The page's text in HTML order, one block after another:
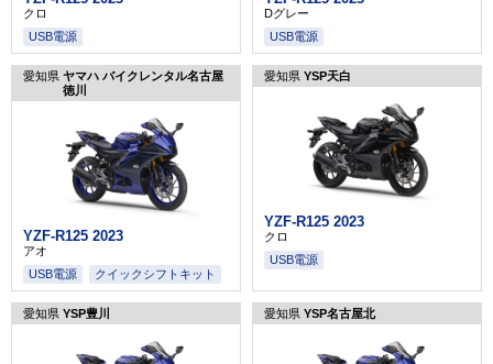
クロ
USB電源
Dグレー
USB電源
愛知県 ヤマハ バイクレンタル名古屋
徳川
YZF-R125 2023
アオ
USB電源
クイックシフトキット
愛知県 YSP天白
YZF-R125 2023
クロ
USB電源
愛知県 YSP豊川 愛知県 YSP名古屋北